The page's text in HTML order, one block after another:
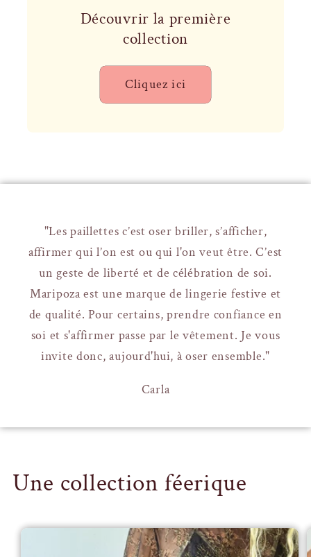
Découvrir la première
collection
Cliquez ici
"Les paillettes c’est oser briller, s’afficher,
affirmer qui l’on est ou qui l'on veut être. C’est
un geste de liberté et de célébration de soi.
Maripoza est une marque de lingerie festive et
de qualité. Pour certains, prendre confiance en
soi et s'affirmer passe par le vêtement. Je vous
invite donc, aujourd'hui, à oser ensemble."
Carla
Une collection féerique